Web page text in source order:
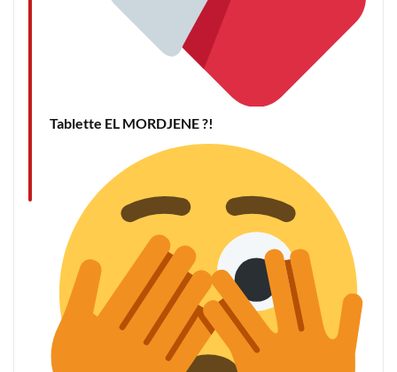
Tablette EL MORDJENE ?!